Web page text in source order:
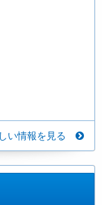
い情報を見る